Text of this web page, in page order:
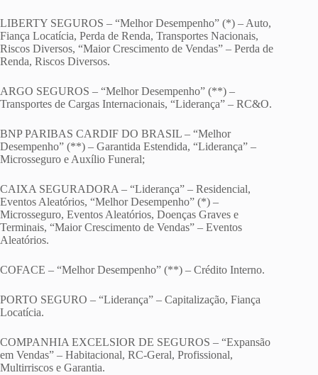
LIBERTY SEGUROS – “Melhor Desempenho” (*) – Auto,
Fiança Locatícia, Perda de Renda, Transportes Nacionais,
Riscos Diversos, “Maior Crescimento de Vendas” – Perda de
Renda, Riscos Diversos.
ARGO SEGUROS – “Melhor Desempenho” (**) –
Transportes de Cargas Internacionais, “Liderança” – RC&O.
BNP PARIBAS CARDIF DO BRASIL – “Melhor
Desempenho” (**) – Garantida Estendida, “Liderança” –
Microsseguro e Auxílio Funeral;
CAIXA SEGURADORA – “Liderança” – Residencial,
Eventos Aleatórios, “Melhor Desempenho” (*) –
Microsseguro, Eventos Aleatórios, Doenças Graves e
Terminais, “Maior Crescimento de Vendas” – Eventos
Aleatórios.
COFACE – “Melhor Desempenho” (**) – Crédito Interno.
PORTO SEGURO – “Liderança” – Capitalização, Fiança
Locatícia.
COMPANHIA EXCELSIOR DE SEGUROS – “Expansão
em Vendas” – Habitacional, RC-Geral, Profissional,
Multirriscos e Garantia.